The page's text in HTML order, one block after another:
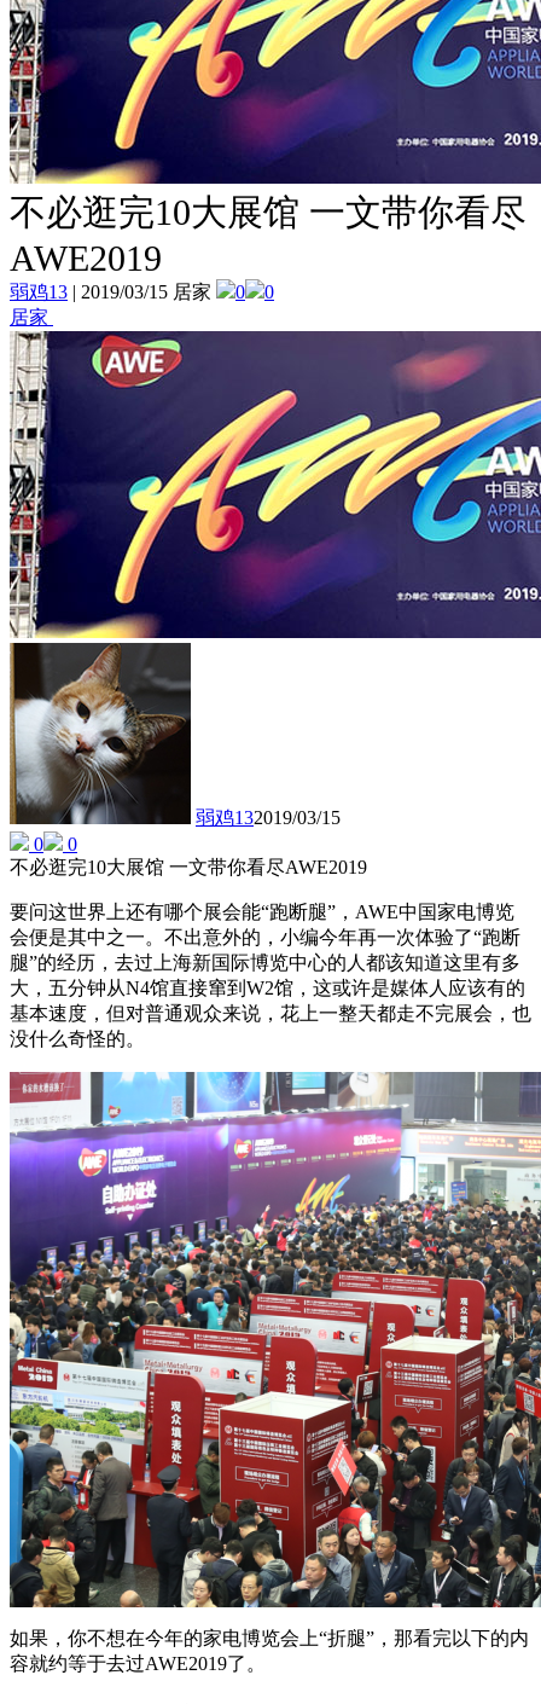
不必逛完10大展馆 一文带你看尽
AWE2019
弱鸡13 | 2019/03/15 居家 0
0
居家
弱鸡132019/03/15
0
0
不必逛完10大展馆 一文带你看尽AWE2019
要问这世界上还有哪个展会能“跑断腿”，AWE中国家电博览
会便是其中之一。不出意外的，小编今年再一次体验了“跑断
腿”的经历，去过上海新国际博览中心的人都该知道这里有多
大，五分钟从N4馆直接窜到W2馆，这或许是媒体人应该有的
基本速度，但对普通观众来说，花上一整天都走不完展会，也
没什么奇怪的。
如果，你不想在今年的家电博览会上“折腿”，那看完以下的内
容就约等于去过AWE2019了。